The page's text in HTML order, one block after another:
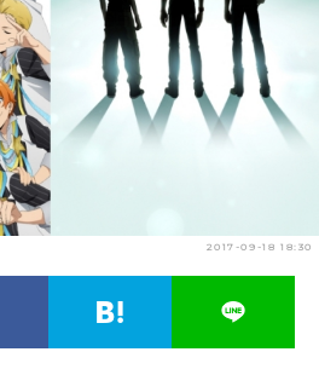
声優記事一覧
実写化映画一覧
冬アニメ
FOLLOW US
2017-09-18 18:30